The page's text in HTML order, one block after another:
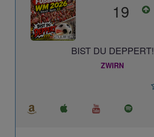
19
BIST DU DEPPERT!
ZWIRN